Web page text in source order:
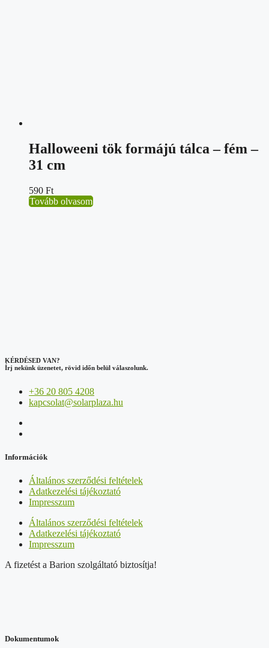
Halloweeni tök formájú tálca – fém –
31 cm
590 Ft
Tovább olvasom
KÉRDÉSED VAN?
Írj nekünk üzenetet, rövid időn belül válaszolunk.
+36 20 805 4208
kapcsolat@solarplaza.hu
Információk
Általános szerződési feltételek
Adatkezelési tájékoztató
Impresszum
Általános szerződési feltételek
Adatkezelési tájékoztató
Impresszum
A fizetést a Barion szolgáltató biztosítja!
Dokumentumok